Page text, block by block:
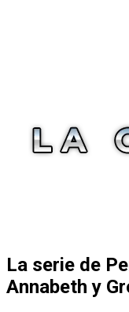
La serie de
Annabeth y